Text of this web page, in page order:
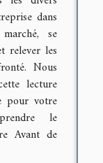
dans
se
relever les
Nous
lecture
pour votre
le
Avant de